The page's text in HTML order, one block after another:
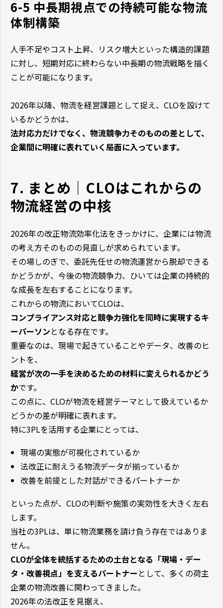
6-5 中長期視点での持続可能な物流
体制構築
人手不足やコスト上昇、リスク増大といった構造的課題
に対し、短期対応に終わらない中長期の物流戦略を描く
ことが可能になります。
2026年以降、物流を経営課題として捉え、CLOを設けて
いるかどうかは、
法対応力だけでなく、物流競争力そのものの差として、
企業間に明確に表れていく局面に入っています。
7. まとめ｜CLOはこれからの
物流経営の中核
2026年の改正物流効率化法をきっかけに、企業には物流
の考え方そのものの見直しが求められています。
その場しのぎで、委託先任せの物流運営から脱却できる
かどうかが、今後の物流競争力、ひいては企業の持続的
な成長を左右することになります。
これからの物流においてCLOは、
コンプライアンス対応と競争力強化を同時に実現するキ
ーパーソンとなる存在です。
重要なのは、現場で起きていることやデータ、改善のヒ
ントを、
経営が次の一手を決めるための材料に変えられるかどう
かです。
この点に、CLOが物流を経営テーマとして扱えているか
どうかの差が明確に表れます。
特に3PLを活用する企業にとっては、
現場の実態が可視化されているか
法改正に耐えうる物流データが揃っているか
改善を前提とした対話ができるパートナーか
といった点が、CLOの判断や施策の実効性を大きく左右
します。
当社の3PLは、単に物流業務を請け負う存在ではありま
せん。
CLOが全体を統括するための土台となる「現場・デー
タ・改善視点」を支えるパートナー として、多くの荷主
企業の物流改善に関わってきました。
2026年の法改正を見据え、